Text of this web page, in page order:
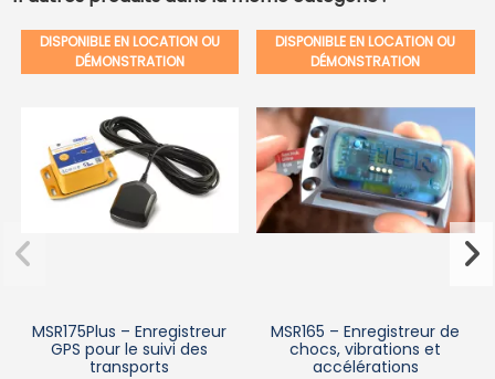
MSR175Plus – Enregistreur
GPS pour le suivi des
transports
DISPONIBLE EN LOCATION OU
DÉMONSTRATION
MSR165 – Enregistreur de
chocs, vibrations et
accélérations
DISPONIBLE EN LOCATION OU
DÉMONSTRATION